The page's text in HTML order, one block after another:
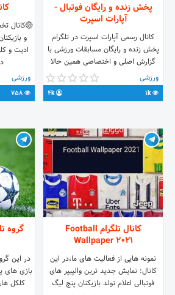
پخش زنده و رایگان فوتبال -
آپارات اسپرت
کانال رسمی آپارات اسپرت در تلگرام
پخش زنده و رایگان مسابقات ورزشی با
گزارش اصلی و اختصاصی همین حالا
عضو کانال شو و روزانه برنامه پخش
زنده رو ببین! همچنین توی نظرسنجی
ها شرکت کن و جایزه بگیر😍 وب‌سایت:
ورزشی
1k
4k
🏐کانال
و
ادیت و
ورزشی
کانال تلگرام Football
Wallpaper 2021
نمونه هایی از فعالیت های ما،در این
کانال: نمایش جدید ترین والپیپر های
فوتبالی اعلام تولد بازیکنان پنج لیگ
گروه
در این
بازی های
کلکل